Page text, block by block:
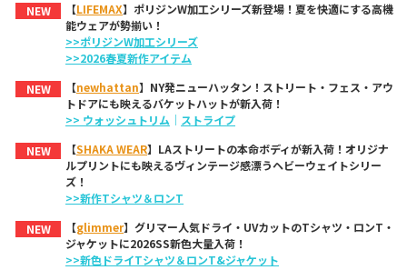
NEW
【LIFEMAX】ポリジンW加工シリーズ新登場！夏を快適にする高機
能ウェアが勢揃い！
>>ポリジンW加工シリーズ
>>2026春夏新作アイテム
NEW
【newhattan】NY発ニューハッタン！ストリート・フェス・アウ
トドアにも映えるバケットハットが新入荷！
>> ウォッシュトリム ｜ ストライプ
NEW
【SHAKA WEAR】LAストリートの本命ボディが新入荷！オリジナ
ルプリントにも映えるヴィンテージ感漂うヘビーウェイトシリー
ズ！
>>新作Tシャツ＆ロンT
NEW
【glimmer】グリマー人気ドライ・UVカットのTシャツ・ロンT・
ジャケットに2026SS新色大量入荷！
>>新色ドライTシャツ＆ロンT&ジャケット